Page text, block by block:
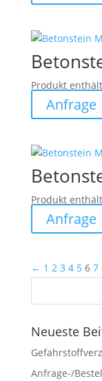
Produkt
Anfrage
Produkt
Anfrage
← 1 2 3 4 5 6 7
Neueste
Anfrage-/